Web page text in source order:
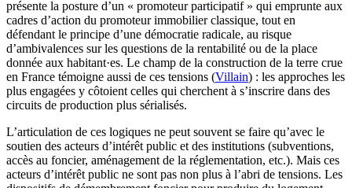
présente la posture d’un « promoteur participatif » qui emprunte aux
cadres d’action du promoteur immobilier classique, tout en
défendant le principe d’une démocratie radicale, au risque
d’ambivalences sur les questions de la rentabilité ou de la place
donnée aux habitant·es. Le champ de la construction de la terre crue
en France témoigne aussi de ces tensions (Villain) : les approches les
plus engagées y côtoient celles qui cherchent à s’inscrire dans des
circuits de production plus sérialisés.
L’articulation de ces logiques ne peut souvent se faire qu’avec le
soutien des acteurs d’intérêt public et des institutions (subventions,
accès au foncier, aménagement de la réglementation, etc.). Mais ces
acteurs d’intérêt public ne sont pas non plus à l’abri de tensions. Les